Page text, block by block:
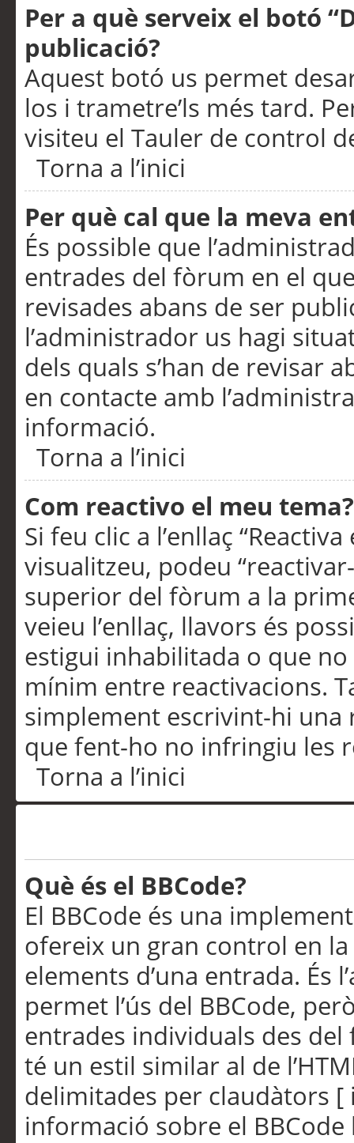
Per a què serveix el botó
publicació?
Aquest botó us permet
los i trametre’ls més tard.
visiteu el Tauler de control
Torna a l’inici
Per què cal que la meva
És possible que
entrades del fòrum en el
revisades abans de ser
l’administrador us hagi
dels quals s’han de revisar
en contacte amb
informació.
Torna a l’inici
Com reactivo el meu tema?
Si feu clic a l’enllaç
visualitzeu, podeu
superior del fòrum a la
veieu l’enllaç, llavors és
estigui inhabilitada o que
mínim entre reactivacions.
simplement escrivint-hi una
que fent-ho no infringiu les
Torna a l’inici
Què és el BBCode?
El BBCode és una
ofereix un gran control en
elements d’una entrada. És
permet l’ús del BBCode,
entrades individuals des
té un estil similar al de
delimitades per claudàtors [
informació sobre el